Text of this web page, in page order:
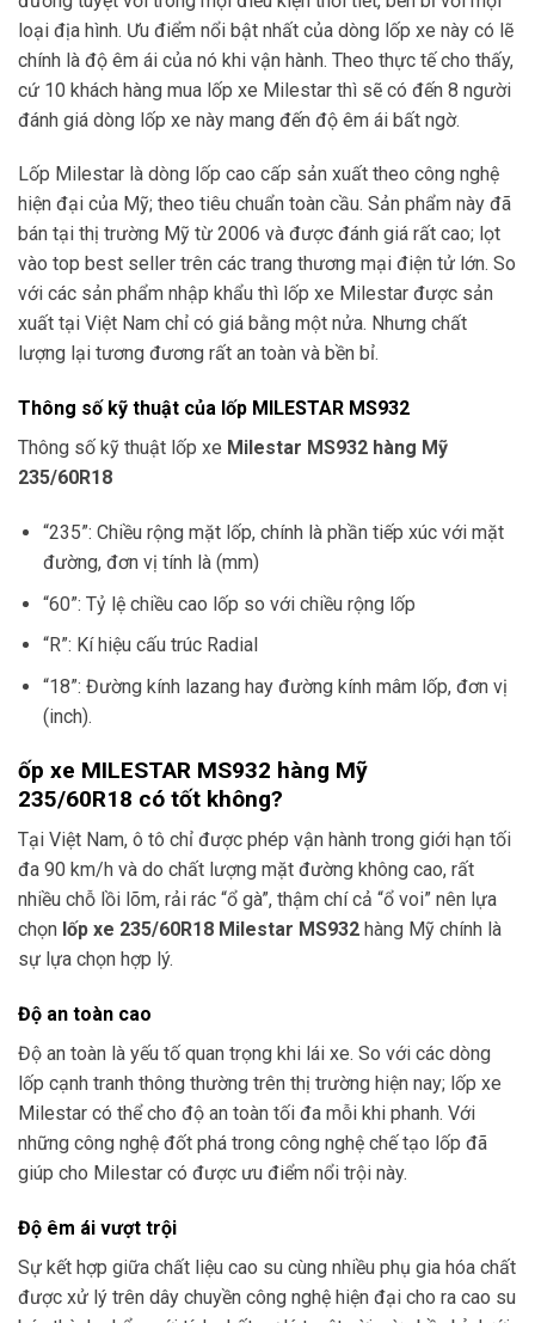
loại địa hình. Ưu điểm nổi bật nhất của dòng lốp xe này có lẽ
chính là độ êm ái của nó khi vận hành. Theo thực tế cho thấy,
cứ 10 khách hàng mua lốp xe Milestar thì sẽ có đến 8 người
đánh giá dòng lốp xe này mang đến độ êm ái bất ngờ.
Lốp Milestar là dòng lốp cao cấp sản xuất theo công nghệ
hiện đại của Mỹ; theo tiêu chuẩn toàn cầu. Sản phẩm này đã
bán tại thị trường Mỹ từ 2006 và được đánh giá rất cao; lọt
vào top best seller trên các trang thương mại điện tử lớn. So
với các sản phẩm nhập khẩu thì lốp xe Milestar được sản
xuất tại Việt Nam chỉ có giá bằng một nửa. Nhưng chất
lượng lại tương đương rất an toàn và bền bỉ.
Thông số kỹ thuật của lốp MILESTAR MS932
Thông số kỹ thuật lốp xe Milestar MS932 hàng Mỹ
235/60R18
“235”: Chiều rộng mặt lốp, chính là phần tiếp xúc với mặt
đường, đơn vị tính là (mm)
“60”: Tỷ lệ chiều cao lốp so với chiều rộng lốp
“R”: Kí hiệu cấu trúc Radial
“18”: Đường kính lazang hay đường kính mâm lốp, đơn vị
(inch).
ốp xe MILESTAR MS932 hàng Mỹ
235/60R18 có tốt không?
Tại Việt Nam, ô tô chỉ được phép vận hành trong giới hạn tối
đa 90 km/h và do chất lượng mặt đường không cao, rất
nhiều chỗ lồi lõm, rải rác “ổ gà”, thậm chí cả “ổ voi” nên lựa
chọn lốp xe 235/60R18 Milestar MS932 hàng Mỹ chính là
sự lựa chọn hợp lý.
Độ an toàn cao
Độ an toàn là yếu tố quan trọng khi lái xe. So với các dòng
lốp cạnh tranh thông thường trên thị trường hiện nay; lốp xe
Milestar có thể cho độ an toàn tối đa mỗi khi phanh. Với
những công nghệ đốt phá trong công nghệ chế tạo lốp đã
giúp cho Milestar có được ưu điểm nổi trội này.
Độ êm ái vượt trội
Sự kết hợp giữa chất liệu cao su cùng nhiều phụ gia hóa chất
được xử lý trên dây chuyền công nghệ hiện đại cho ra cao su